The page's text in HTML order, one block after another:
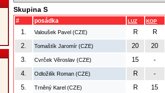
Skupina S
# posádka LUZ KOP
1. Valoušek Pavel (CZE) R R
2.
Tomaštík Jaromír (CZE) 20 20
3.
Cvrček Věroslav (CZE) 15 -
4.
Odložilík Roman (CZE) R -
5.
Trněný Karel (CZE) R 15